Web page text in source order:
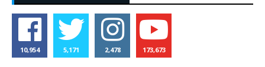
10,954 5,171 2,478 173,673